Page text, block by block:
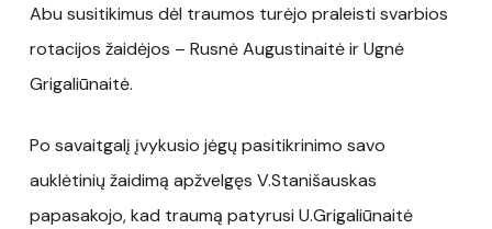
Abu susitikimus dėl traumos turėjo praleisti svarbios
rotacijos žaidėjos – Rusnė Augustinaitė ir Ugnė
Grigaliūnaitė.
Po savaitgalį įvykusio jėgų pasitikrinimo savo
auklėtinių žaidimą apžvelgęs V.Stanišauskas
papasakojo, kad traumą patyrusi U.Grigaliūnaitė